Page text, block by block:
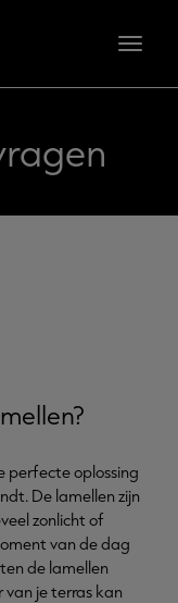
perfecte oplossing
De lamellen zijn
zonlicht of
van de dag
de lamellen
je terras kan